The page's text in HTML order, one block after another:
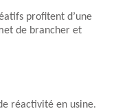
profitent d’une
de brancher et
réactivité en usine.